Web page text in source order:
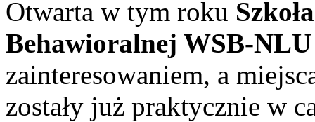
Otwarta w tym roku
Behawioralnej WSB-NLU
zainteresowaniem, a
zostały już praktycznie w